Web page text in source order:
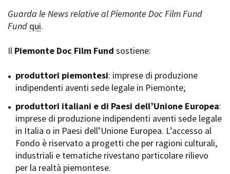
Spazi nella sede FCTP
Sala Casting
Sala Paolo Tenna
Piemonte Film Tv Fund
Piemonte Film Tv
Development Fund
Piemonte Doc Film Fund
Short Film Fund
PRODUCTION GUIDE
Società di produzione
Strutture di servizio
Festival de Cannes
Locarno Film Festival
Cinematografica Venezia
Toronto International Film
Festa del Cinema di Roma
Torino Film Festival
David di Donatello
Nastri d’Argento
Premio Solinas
Guarda le News relative al Piemonte Doc Film Fund
Fund qui.
Il Piemonte Doc Film Fund sostiene:
produttori piemontesi: imprese di produzione
indipendenti aventi sede legale in Piemonte;
produttori italiani e di Paesi dell’Unione Europea:
imprese di produzione indipendenti aventi sede legale
in Italia o in Paesi dell’Unione Europea. L’accesso al
Fondo è riservato a progetti che per ragioni culturali,
industriali e tematiche rivestano particolare rilievo
per la realtà piemontese.